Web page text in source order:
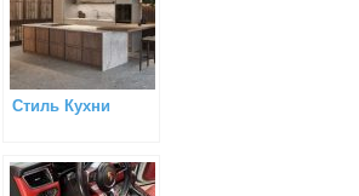
Стиль Кухни